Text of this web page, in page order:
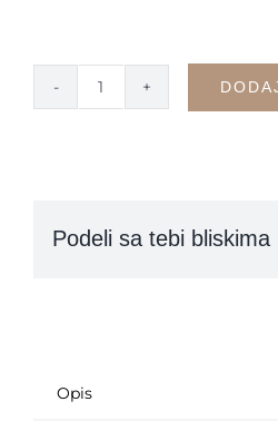
Nakit
Burme
Podeli sa tebi bliskima
Opis